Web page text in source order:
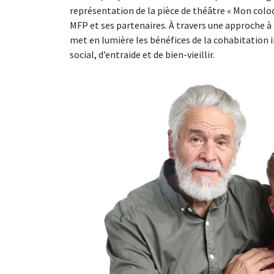
Mutuelle
Une solution
en cas de coup
→ Découvrir
Mutuelle
Une
police
→ Découvrir
→ Découvrir
→ Découvrir
Prévention -
La Prévention
→ Découvrir
représentation de la pièce de théâtre « Mon
MFP et ses partenaires. À travers une approche
met en lumière les bénéfices de la
social, d’entraide et de bien-vieillir.